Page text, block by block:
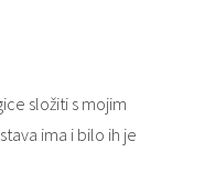
složiti s mojim
ima i bilo ih je